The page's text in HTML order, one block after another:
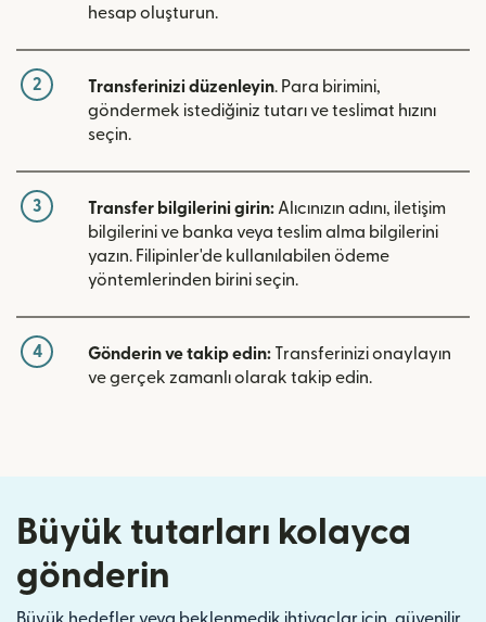
hesap oluşturun.
2 Transferinizi düzenleyin. Para birimini,
göndermek istediğiniz tutarı ve teslimat hızını
seçin.
3 Transfer bilgilerini girin:Alıcınızın adını, iletişim
bilgilerini ve banka veya teslim alma bilgilerini
yazın. Filipinler'de kullanılabilen ödeme
yöntemlerinden birini seçin.
4 Gönderin ve takip edin: Transferinizi onaylayın
ve gerçek zamanlı olarak takip edin.
Büyük tutarları kolayca
gönderin